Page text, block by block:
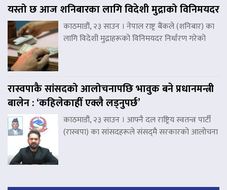
यस्तो छ आज शनिबारका लागि विदेशी मुद्राको विनिमयदर
काठमाडौं, २३ साउन । नेपाल राष्ट्र बैंकले (शनिबार) का
लागि विदेशी मुद्राहरूको विनिमयदर निर्धारण गरेको
रास्वपाकै सांसदको आलोचनापछि भावुक बने प्रधानमन्त्री
बालेन : ‘कहिलेकाहीँ एक्लै लड्नुपर्छ’
काठमाडौं, २३ साउन । आफ्नै दल राष्ट्रिय स्वतन्त्र पार्टी
(रास्वपा) का सांसदहरूले संसद्‌मै सरकारको आलोचना